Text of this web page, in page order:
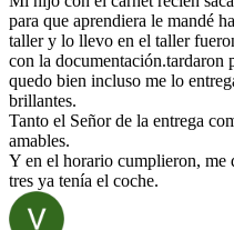
para que aprendiera le mandé
taller y lo llevo en el taller
con la documentación.tardaron
quedo bien incluso me lo
brillantes.
Tanto el Señor de la entrega
amables.
Y en el horario cumplieron, me
tres ya tenía el coche.